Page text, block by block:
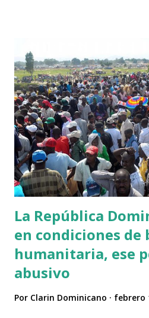
compartir fotos y videos en las
testigos emprendieron la
descubrieron en un edificio
en polvo, una sustancia de color
menudo como antiséptico en
animales, que frecuentan ese
descansar, entraron
producto repetidas veces. Los
protectora de animales local que
La República
en condiciones de
humanitaria, ese
abusivo
Por Clarin Dominicano febrero